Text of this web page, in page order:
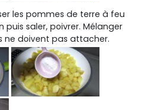
les pommes de terre à feu
puis saler, poivrer. Mélanger
ne doivent pas attacher.